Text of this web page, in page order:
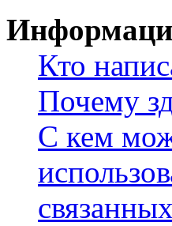
Кто
Почему
С кем